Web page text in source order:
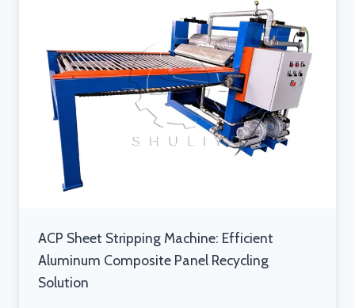
ACP Sheet Stripping Machine: Efficient
Aluminum Composite Panel Recycling
Solution